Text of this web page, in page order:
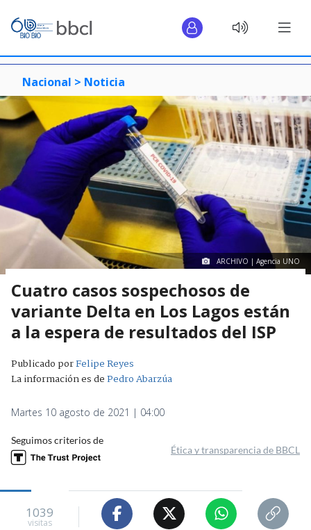
Nacional > Noticia
ARCHIVO | Agencia UNO
Cuatro casos sospechosos de
variante Delta en Los Lagos están
a la espera de resultados del ISP
Publicado porFelipe Reyes
La información es dePedro Abarzúa
Martes 10 agosto de 2021 | 04:00
Seguimos criterios de
Ética y transparencia de BBCL
1039
visitas